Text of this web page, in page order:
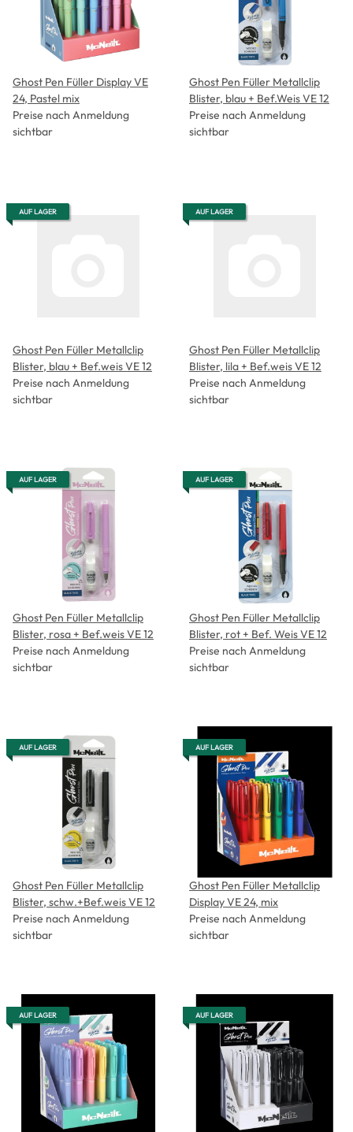
Ghost Pen Füller Display VE
24, Pastel mix
Preise nach Anmeldung
sichtbar
Ghost Pen Füller Metallclip
Blister, blau + Bef.Weis VE 12
Preise nach Anmeldung
sichtbar
AUF LAGER
Ghost Pen Füller Metallclip
Blister, blau + Bef.weis VE 12
Preise nach Anmeldung
sichtbar
AUF LAGER
Ghost Pen Füller Metallclip
Blister, lila + Bef.weis VE 12
Preise nach Anmeldung
sichtbar
AUF LAGER
Ghost Pen Füller Metallclip
Blister, rosa + Bef.weis VE 12
Preise nach Anmeldung
sichtbar
AUF LAGER
Ghost Pen Füller Metallclip
Blister, rot + Bef. Weis VE 12
Preise nach Anmeldung
sichtbar
AUF LAGER
Ghost Pen Füller Metallclip
Blister, schw.+Bef.weis VE 12
Preise nach Anmeldung
sichtbar
AUF LAGER
Ghost Pen Füller Metallclip
Display VE 24, mix
Preise nach Anmeldung
sichtbar
AUF LAGER AUF LAGER